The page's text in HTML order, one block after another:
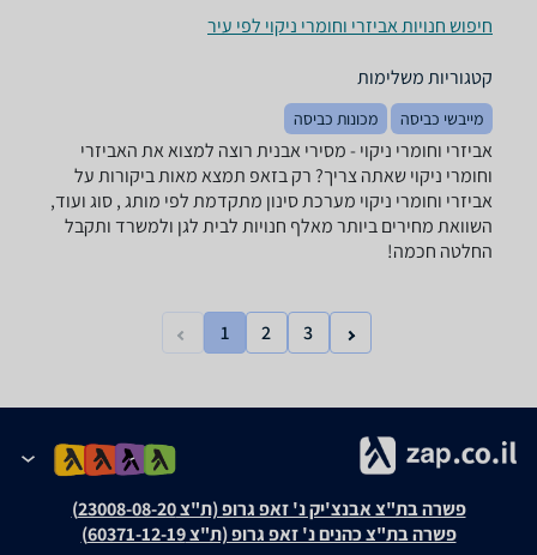
חיפוש חנויות אביזרי וחומרי ניקוי לפי עיר
קטגוריות משלימות
מייבשי כביסה מכונות כביסה
אביזרי וחומרי ניקוי - ‏מסירי אבנית רוצה למצוא את האביזרי
וחומרי ניקוי שאתה צריך? רק בזאפ תמצא מאות ביקורות על
אביזרי וחומרי ניקוי מערכת סינון מתקדמת לפי מותג , סוג ועוד,
השוואת מחירים ביותר מאלף חנויות לבית לגן ולמשרד ותקבל
החלטה חכמה!
1 2 3
פשרה בת"צ אבנצ'יק נ' זאפ גרופ (ת"צ 23008-08-20)
פשרה בת"צ כהנים נ' זאפ גרופ (ת"צ 60371-12-19)